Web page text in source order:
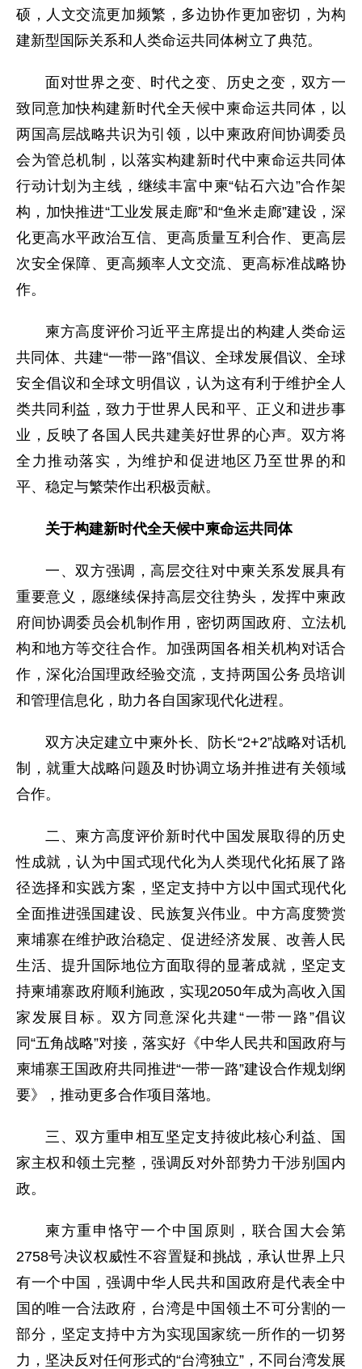
硕，人文交流更加频繁，多边协作更加密切，为构
建新型国际关系和人类命运共同体树立了典范。
面对世界之变、时代之变、历史之变，双方一
致同意加快构建新时代全天候中柬命运共同体，以
两国高层战略共识为引领，以中柬政府间协调委员
会为管总机制，以落实构建新时代中柬命运共同体
行动计划为主线，继续丰富中柬“钻石六边”合作架
构，加快推进“工业发展走廊”和“鱼米走廊”建设，深
化更高水平政治互信、更高质量互利合作、更高层
次安全保障、更高频率人文交流、更高标准战略协
作。
柬方高度评价习近平主席提出的构建人类命运
共同体、共建“一带一路”倡议、全球发展倡议、全球
安全倡议和全球文明倡议，认为这有利于维护全人
类共同利益，致力于世界人民和平、正义和进步事
业，反映了各国人民共建美好世界的心声。双方将
全力推动落实，为维护和促进地区乃至世界的和
平、稳定与繁荣作出积极贡献。
关于构建新时代全天候中柬命运共同体
一、双方强调，高层交往对中柬关系发展具有
重要意义，愿继续保持高层交往势头，发挥中柬政
府间协调委员会机制作用，密切两国政府、立法机
构和地方等交往合作。加强两国各相关机构对话合
作，深化治国理政经验交流，支持两国公务员培训
和管理信息化，助力各自国家现代化进程。
双方决定建立中柬外长、防长“2+2”战略对话机
制，就重大战略问题及时协调立场并推进有关领域
合作。
二、柬方高度评价新时代中国发展取得的历史
性成就，认为中国式现代化为人类现代化拓展了路
径选择和实践方案，坚定支持中方以中国式现代化
全面推进强国建设、民族复兴伟业。中方高度赞赏
柬埔寨在维护政治稳定、促进经济发展、改善人民
生活、提升国际地位方面取得的显著成就，坚定支
持柬埔寨政府顺利施政，实现2050年成为高收入国
家发展目标。双方同意深化共建“一带一路”倡议
同“五角战略”对接，落实好《中华人民共和国政府与
柬埔寨王国政府共同推进“一带一路”建设合作规划纲
要》，推动更多合作项目落地。
三、双方重申相互坚定支持彼此核心利益、国
家主权和领土完整，强调反对外部势力干涉别国内
政。
柬方重申恪守一个中国原则，联合国大会第
2758号决议权威性不容置疑和挑战，承认世界上只
有一个中国，强调中华人民共和国政府是代表全中
国的唯一合法政府，台湾是中国领土不可分割的一
部分，坚定支持中方为实现国家统一所作的一切努
力，坚决反对任何形式的“台湾独立”，不同台湾发展